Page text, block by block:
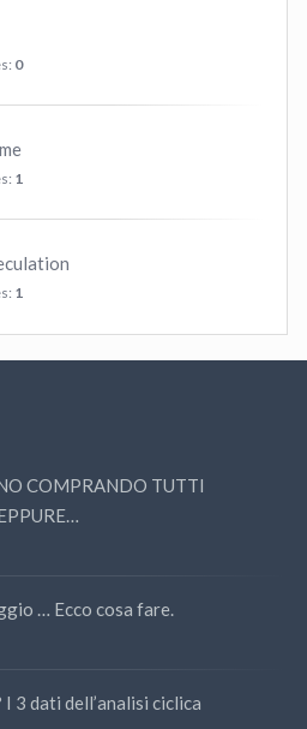
0
1
1
COMPRANDO TUTTI
… Ecco cosa fare.
3 dati dell’analisi ciclica